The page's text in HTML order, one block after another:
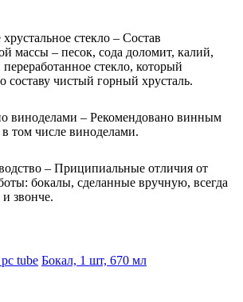
стекло – Состав
массы – песок, сода доломит, калий,
стекло, который
составу чистый горный хрусталь.
виноделами – Рекомендовано винным
том числе виноделами.
– Приципиальные отличия от
бокалы, сделанные вручную, всегда
звонче.
tube Бокал, 1 шт, 670 мл